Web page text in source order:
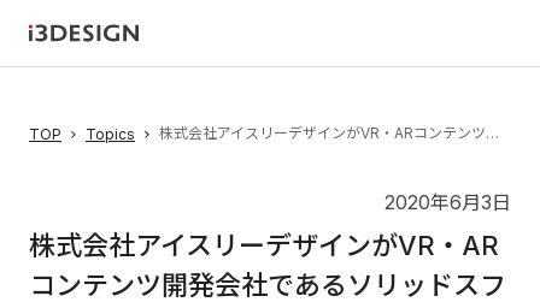
TOP Topics 株式会社アイスリーデザインがVR・ARコンテンツ開発会社であるソリッドスフィア株式会社を子会社化
2020年6月3日
株式会社アイスリーデザインがVR・AR
コンテンツ開発会社であるソリッドスフ